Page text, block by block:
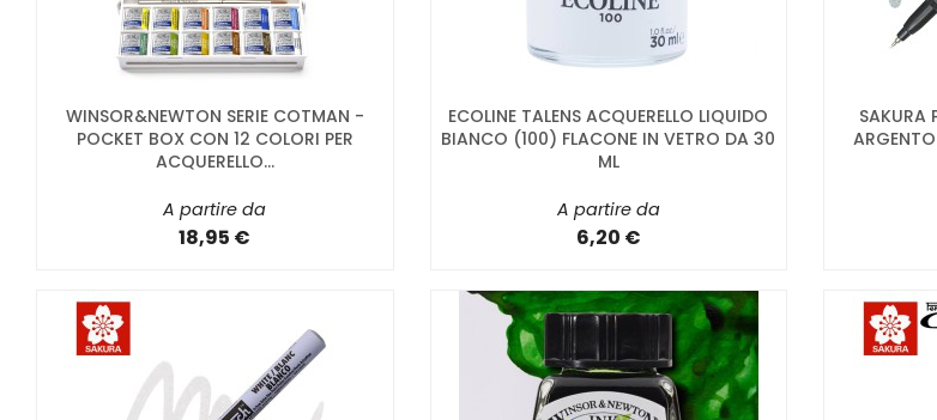
WINSOR&NEWTON SERIE COTMAN -
POCKET BOX CON 12 COLORI PER
ACQUERELLO...
A partire da
18,95 €
ECOLINE TALENS ACQUERELLO LIQUIDO
BIANCO (100) FLACONE IN VETRO DA 30
ML
A partire da
6,20 €
SAKURA
ARGENTO